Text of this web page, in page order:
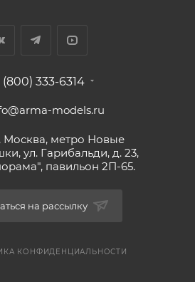
(800) 333-6314
models.ru
Москва, метро Новые
ул. Гарибальди, д. 23,
павильон 2П-65.
на рассылку
КОНФИДЕНЦИАЛЬНОСТИ